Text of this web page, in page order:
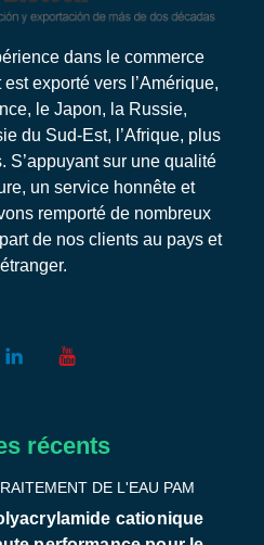
dans le commerce
exporté vers l’Amérique,
le Japon, la Russie,
du Sud-Est, l’Afrique, plus
S’appuyant sur une qualité
un service honnête et
remporté de nombreux
de nos clients au pays et
récents
DE L'EAU PAM
cationique